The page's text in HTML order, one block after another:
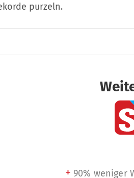
purzeln.